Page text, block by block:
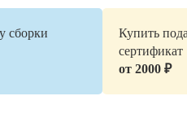
сборки
Купить
сертификат
от 2000 ₽